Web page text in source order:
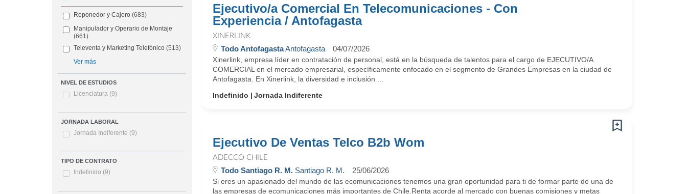
Reponedor y Cajero (683)
Manipulador y Operario de Montaje
(661)
Televenta y Marketing Telefónico (513)
Ver más
NIVEL DE ESTUDIOS
Licenciatura (9)
JORNADA LABORAL
Jornada Indiferente (9)
TIPO DE CONTRATO
Indefinido (9)
Ejecutivo/a Comercial En Telecomunicaciones - Con
Experiencia / Antofagasta
XINERLINK
Todo AntofagastaAntofagasta 04/07/2026
Xinerlink, empresa líder en contratación de personal, está en la búsqueda de talentos para el cargo de EJECUTIVO/A
COMERCIAL en el mercado empresarial, específicamente enfocado en el segmento de Grandes Empresas en la ciudad de
Antofagasta. En Xinerlink, la diversidad e inclusión ...
Indefinido
Jornada Indiferente
Ejecutivo De Ventas Telco B2b Wom
ADECCO CHILE
Todo Santiago R. M.Santiago R. M. 25/06/2026
Si eres un apasionado del mundo de las ecomunicaciones tenemos una gran oportunidad para ti de formar parte de una de
las empresas de ecomunicaciones más importantes de Chile.Renta acorde al mercado con buenas comisiones y metas